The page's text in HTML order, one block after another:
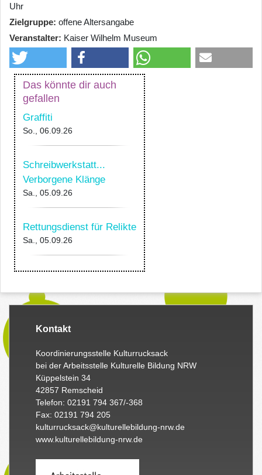
Uhr
Zielgruppe offene Altersangabe
Veranstalter Kaiser Wilhelm Museum
Das könnte dir auch
gefallen
Graffiti
So., 06.09.26
Schreibwerkstatt...
Verborgene Klänge
Sa., 05.09.26
Rettungsdienst für Relikte
Sa., 05.09.26
Kontakt
Koordinierungsstelle Kulturrucksack
bei der Arbeitsstelle Kulturelle Bildung NRW
Küppelstein 34
42857 Remscheid
Telefon: 02191 794 367/-368
Fax: 02191 794 205
kulturrucksack@kulturellebildung-nrw.de
www.kulturellebildung-nrw.de